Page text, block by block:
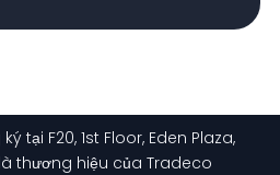
tại F20, 1st Floor, Eden Plaza,
thương hiệu của Tradeco